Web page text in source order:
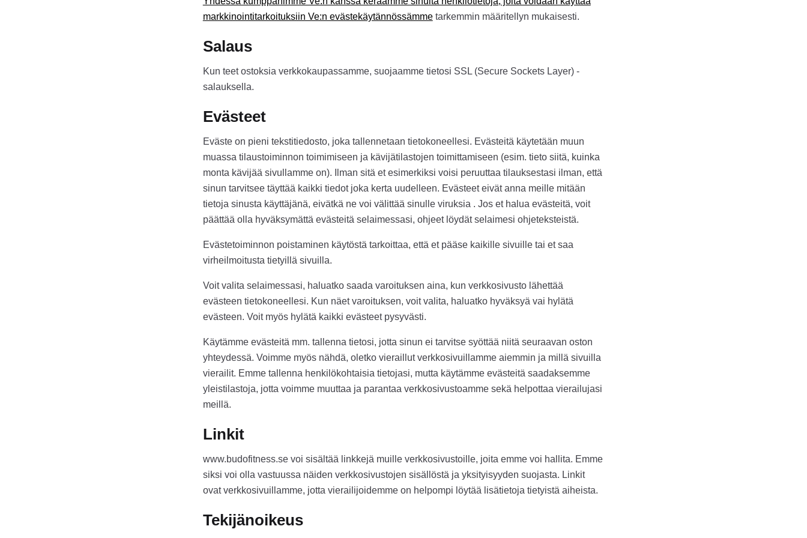
markkinointitarkoituksiin Ve:n evästekäytännössämmetarkemmin määritellyn mukaisesti.
Salaus
Kun teet ostoksia verkkokaupassamme, suojaamme tietosi SSL (Secure Sockets Layer) -
salauksella.
Evästeet
Eväste on pieni tekstitiedosto, joka tallennetaan tietokoneellesi. Evästeitä käytetään muun
muassa tilaustoiminnon toimimiseen ja kävijätilastojen toimittamiseen (esim. tieto siitä, kuinka
monta kävijää sivullamme on). Ilman sitä et esimerkiksi voisi peruuttaa tilauksestasi ilman, että
sinun tarvitsee täyttää kaikki tiedot joka kerta uudelleen. Evästeet eivät anna meille mitään
tietoja sinusta käyttäjänä, eivätkä ne voi välittää sinulle viruksia . Jos et halua evästeitä, voit
päättää olla hyväksymättä evästeitä selaimessasi, ohjeet löydät selaimesi ohjeteksteistä.
Evästetoiminnon poistaminen käytöstä tarkoittaa, että et pääse kaikille sivuille tai et saa
virheilmoitusta tietyillä sivuilla.
Voit valita selaimessasi, haluatko saada varoituksen aina, kun verkkosivusto lähettää
evästeen tietokoneellesi. Kun näet varoituksen, voit valita, haluatko hyväksyä vai hylätä
evästeen. Voit myös hylätä kaikki evästeet pysyvästi.
Käytämme evästeitä mm. tallenna tietosi, jotta sinun ei tarvitse syöttää niitä seuraavan oston
yhteydessä. Voimme myös nähdä, oletko vieraillut verkkosivuillamme aiemmin ja millä sivuilla
vierailit. Emme tallenna henkilökohtaisia ​​tietojasi, mutta käytämme evästeitä saadaksemme
yleistilastoja, jotta voimme muuttaa ja parantaa verkkosivustoamme sekä helpottaa vierailujasi
meillä.
Linkit
www.budofitness.se voi sisältää linkkejä muille verkkosivustoille, joita emme voi hallita. Emme
siksi voi olla vastuussa näiden verkkosivustojen sisällöstä ja yksityisyyden suojasta. Linkit
ovat verkkosivuillamme, jotta vierailijoidemme on helpompi löytää lisätietoja tietyistä aiheista.
Tekijänoikeus